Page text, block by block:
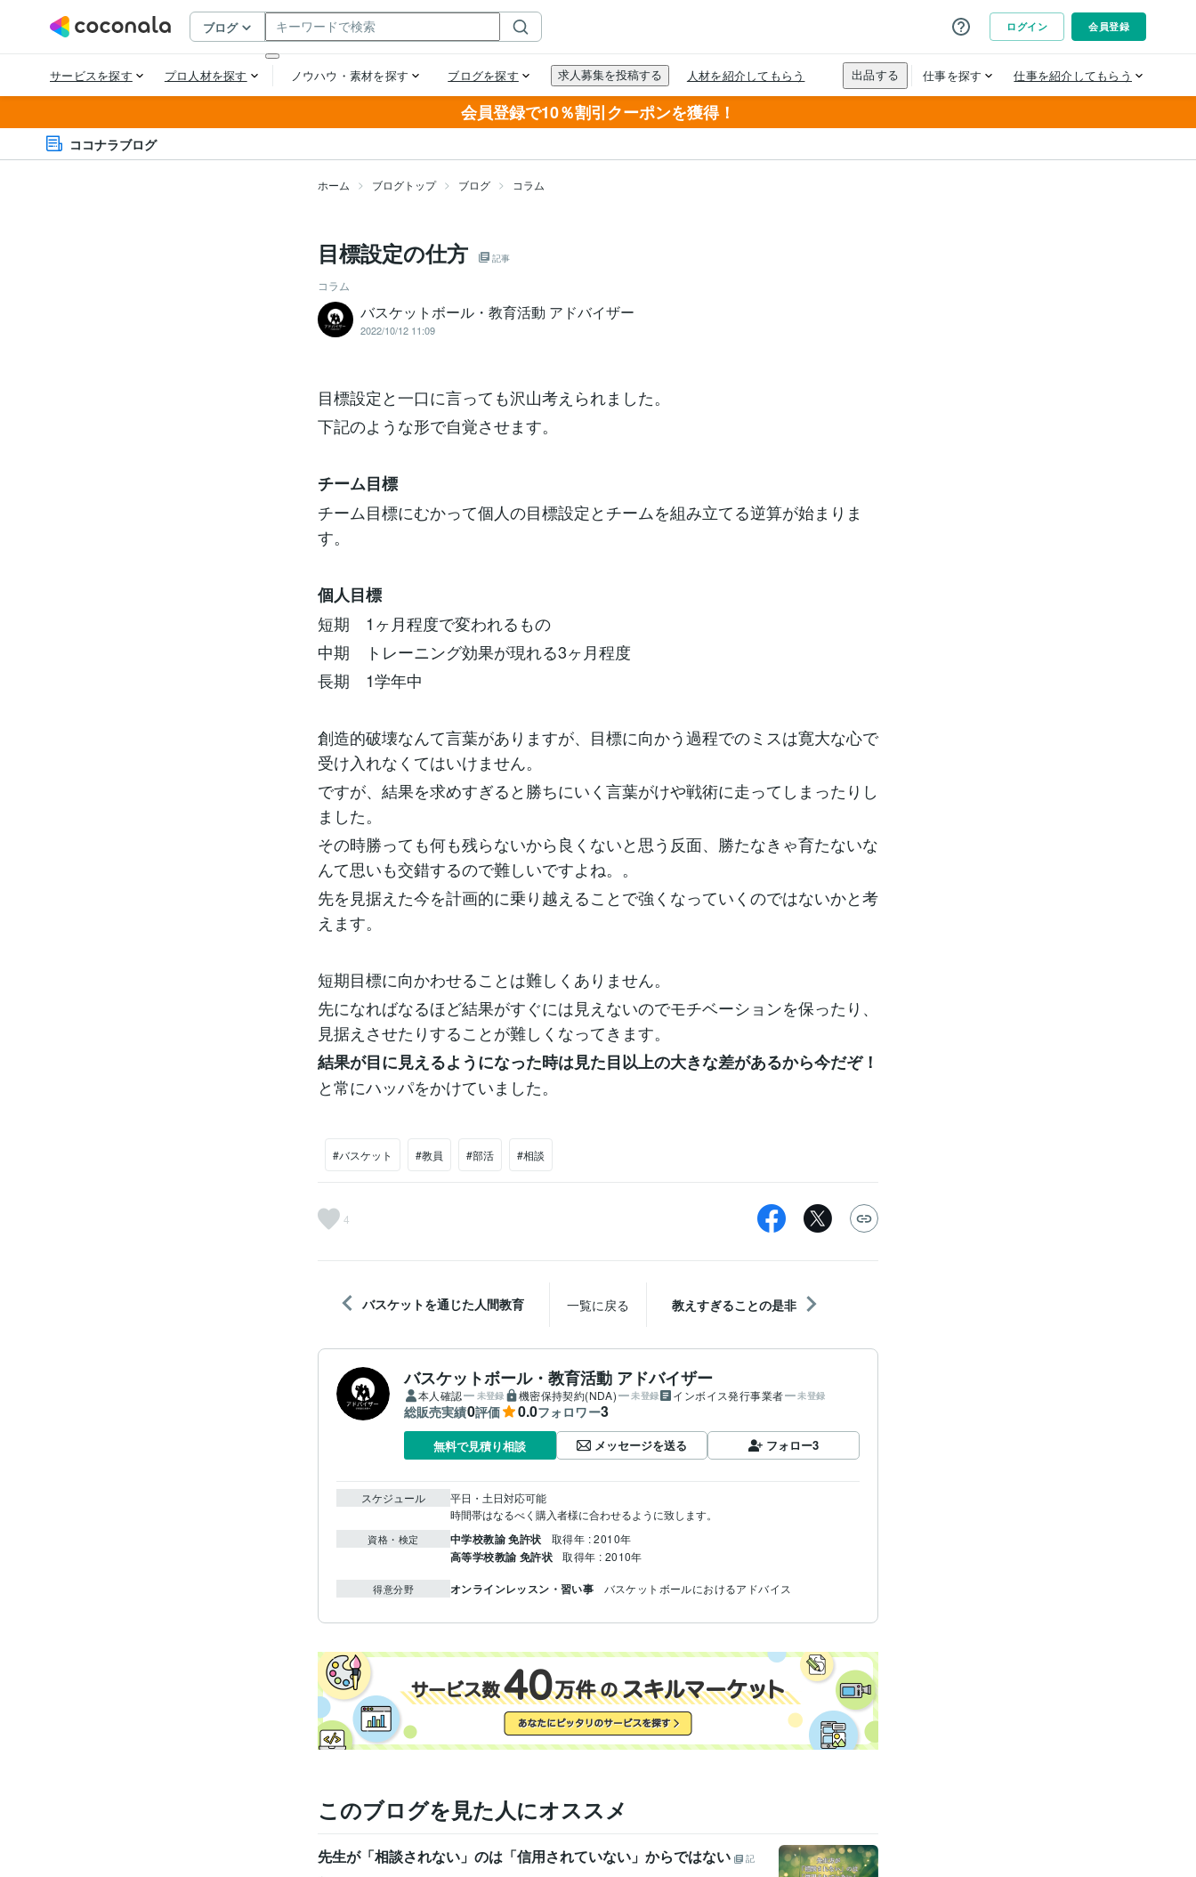
会員登録で10％割引クーポンを獲得！
ココナラブログ
ホーム ブログトップ ブログ コラム
目標設定の仕方 記事
コラム
バスケットボール・教育活動 アドバイザー
2022/10/12 11:09
目標設定と一口に言っても沢山考えられました。
下記のような形で自覚させます。
チーム目標
チーム目標にむかって個人の目標設定とチームを組み立てる逆算が始まりま
す。
個人目標
短期 1ヶ月程度で変われるもの
中期 トレーニング効果が現れる3ヶ月程度
長期 1学年中
創造的破壊なんて言葉がありますが、目標に向かう過程でのミスは寛大な心で
受け入れなくてはいけません。
ですが、結果を求めすぎると勝ちにいく言葉がけや戦術に走ってしまったりし
ました。
その時勝っても何も残らないから良くないと思う反面、勝たなきゃ育たないな
んて思いも交錯するので難しいですよね。。
先を見据えた今を計画的に乗り越えることで強くなっていくのではないかと考
えます。
短期目標に向かわせることは難しくありません。
先になればなるほど結果がすぐには見えないのでモチベーションを保ったり、
見据えさせたりすることが難しくなってきます。
結果が目に見えるようになった時は見た目以上の大きな差があるから今だぞ！
と常にハッパをかけていました。
#バスケット #教員 #部活 #相談
4
バスケットを通じた人間教育 一覧に戻る 教えすぎることの是非
バスケットボール・教育活動 アドバイザー
本人確認 未登録 機密保持契約(NDA) 未登録 インボイス発行事業者 未登録
総販売実績0評価 0.0フォロワー3
無料で見積り相談 メッセージを送る フォロー3
スケジュール
平日・土日対応可能
時間帯はなるべく購入者様に合わせるように致します。
資格・検定 中学校教諭 免許状 取得年 : 2010年
高等学校教諭 免許状 取得年 : 2010年
得意分野 オンラインレッスン・習い事 バスケットボールにおけるアドバイス
このブログを見た人にオススメ
先生が「相談されない」のは「信用されていない」からではない
記